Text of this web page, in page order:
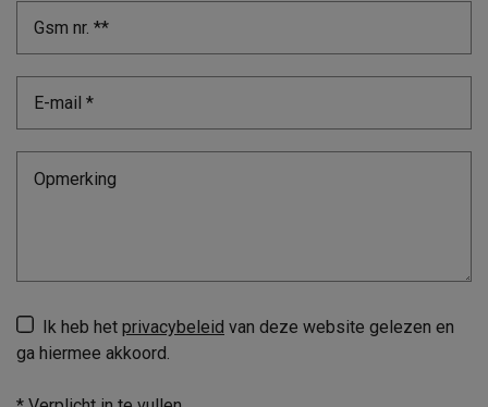
Ik heb het privacybeleid van deze website gelezen en
ga hiermee akkoord.